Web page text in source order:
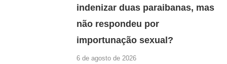
indenizar duas paraibanas, mas
não respondeu por
importunação sexual?
6 de agosto de 2026